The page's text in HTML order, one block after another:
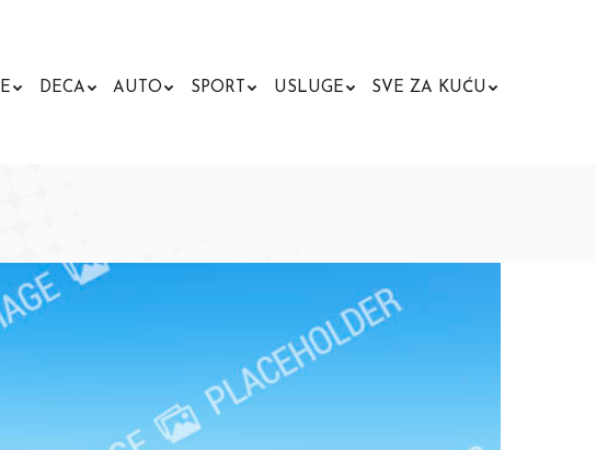
DECA AUTO SPORT USLUGE SVE ZA KUĆU